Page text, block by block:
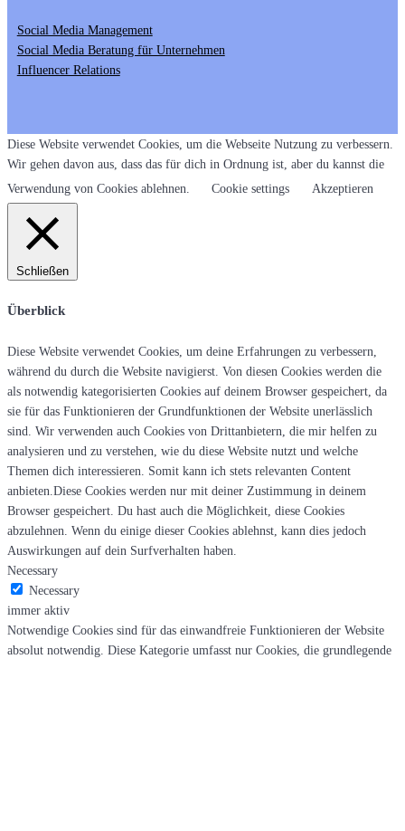
Social Media Management
Social Media Beratung für Unternehmen
Influencer Relations
Diese Website verwendet Cookies, um die Webseite Nutzung zu verbessern.
Wir gehen davon aus, dass das für dich in Ordnung ist, aber du kannst die
Verwendung von Cookies ablehnen.
Cookie settings Akzeptieren
Schließen
Überblick
Diese Website verwendet Cookies, um deine Erfahrungen zu verbessern,
während du durch die Website navigierst. Von diesen Cookies werden die
als notwendig kategorisierten Cookies auf deinem Browser gespeichert, da
sie für das Funktionieren der Grundfunktionen der Website unerlässlich
sind. Wir verwenden auch Cookies von Drittanbietern, die mir helfen zu
analysieren und zu verstehen, wie du diese Website nutzt und welche
Themen dich interessieren. Somit kann ich stets relevanten Content
anbieten.Diese Cookies werden nur mit deiner Zustimmung in deinem
Browser gespeichert. Du hast auch die Möglichkeit, diese Cookies
abzulehnen. Wenn du einige dieser Cookies ablehnst, kann dies jedoch
Auswirkungen auf dein Surfverhalten haben.
Necessary
Necessary
immer aktiv
Notwendige Cookies sind für das einwandfreie Funktionieren der Website
absolut notwendig. Diese Kategorie umfasst nur Cookies, die grundlegende